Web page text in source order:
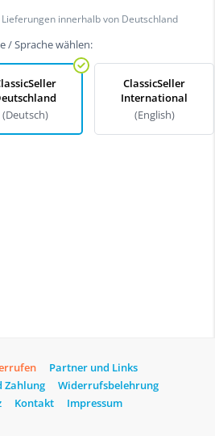
innerhalb von Deutschland
/ Sprache wählen:
(Deutsch)
ClassicSeller
International
(English)
Partner und Links
Zahlung
Widerrufsbelehrung
Kontakt Impressum